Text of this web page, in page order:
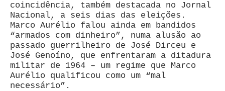
coincidência, também destacada no Jornal
Nacional, a seis dias das eleições.
Marco Aurélio falou ainda em bandidos
“armados com dinheiro”, numa alusão ao
passado guerrilheiro de José Dirceu e
José Genoíno, que enfrentaram a ditadura
militar de 1964 – um regime que Marco
Aurélio qualificou como um “mal
necessário”.